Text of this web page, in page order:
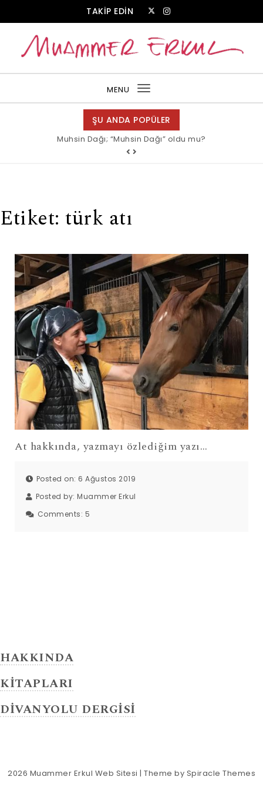
TAKİP EDİN
MENU
Toggle
navigation
ŞU ANDA POPÜLER
Muhsin Dağı; “Muhsin Dağı” oldu mu?
Etiket: türk atı
At hakkında, yazmayı özlediğim yazı…
Posted on: 6 Ağustos 2019
Posted by: Muammer Erkul
Comments: 5
HAKKINDA
KİTAPLARI
DİVANYOLU DERGİSİ
2026 Muammer Erkul Web Sitesi | Theme by Spiracle Themes